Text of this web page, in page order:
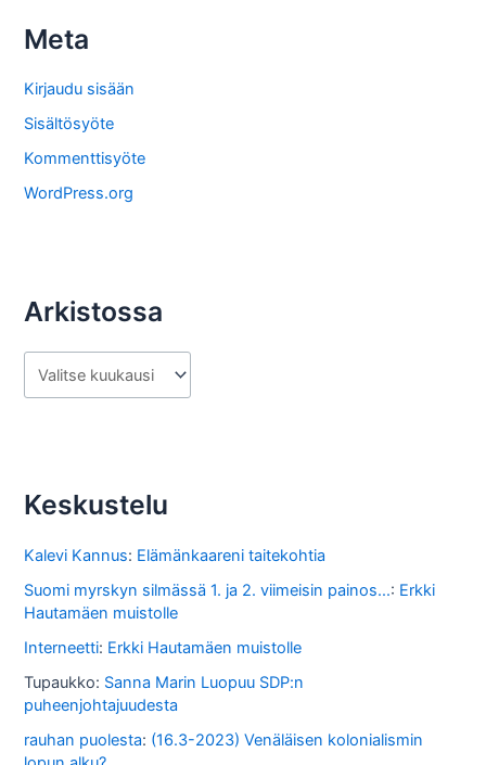
s
o
s
t
a
Meta
Kirjaudu sisään
Sisältösyöte
Kommenttisyöte
WordPress.org
Arkistossa
r
s
o
s
s
a
Keskustelu
Kalevi Kannus: Elämänkaareni taitekohtia
Suomi myrskyn silmässä 1. ja 2. viimeisin painos...: Erkki
Hautamäen muistolle
Interneetti: Erkki Hautamäen muistolle
Tupaukko: Sanna Marin Luopuu SDP:n
puheenjohtajuudesta
rauhan puolesta: (16.3-2023) Venäläisen kolonialismin